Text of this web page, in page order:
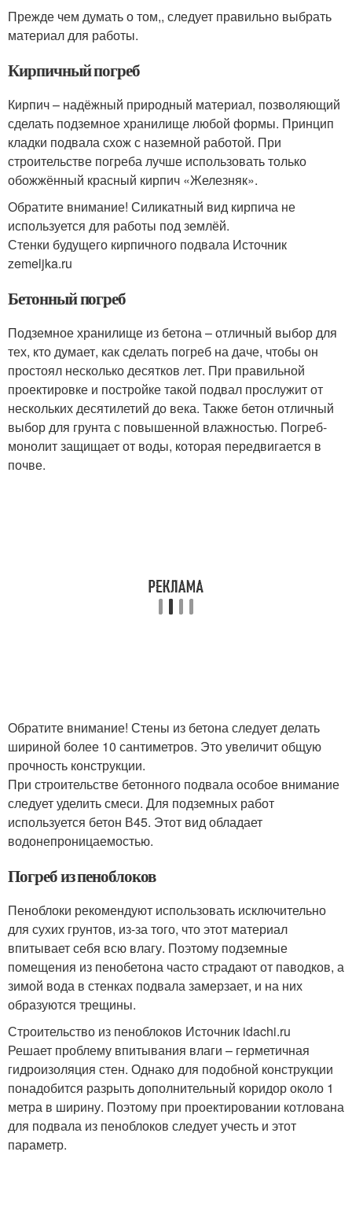
Прежде чем думать о том,, следует правильно выбрать
материал для работы.
Кирпичный погреб
Кирпич – надёжный природный материал, позволяющий
сделать подземное хранилище любой формы. Принцип
кладки подвала схож с наземной работой. При
строительстве погреба лучше использовать только
обожжённый красный кирпич «Железняк».
Обратите внимание! Силикатный вид кирпича не
используется для работы под землёй.
Стенки будущего кирпичного подвала Источник
zemeljka.ru
Бетонный погреб
Подземное хранилище из бетона – отличный выбор для
тех, кто думает, как сделать погреб на даче, чтобы он
простоял несколько десятков лет. При правильной
проектировке и постройке такой подвал прослужит от
нескольких десятилетий до века. Также бетон отличный
выбор для грунта с повышенной влажностью. Погреб-
монолит защищает от воды, которая передвигается в
почве.
Обратите внимание! Стены из бетона следует делать
шириной более 10 сантиметров. Это увеличит общую
прочность конструкции.
При строительстве бетонного подвала особое внимание
следует уделить смеси. Для подземных работ
используется бетон В45. Этот вид обладает
водонепроницаемостью.
Погреб из пеноблоков
Пеноблоки рекомендуют использовать исключительно
для сухих грунтов, из-за того, что этот материал
впитывает себя всю влагу. Поэтому подземные
помещения из пенобетона часто страдают от паводков, а
зимой вода в стенках подвала замерзает, и на них
образуются трещины.
Строительство из пеноблоков Источник idachi.ru
Решает проблему впитывания влаги – герметичная
гидроизоляция стен. Однако для подобной конструкции
понадобится разрыть дополнительный коридор около 1
метра в ширину. Поэтому при проектировании котлована
для подвала из пеноблоков следует учесть и этот
параметр.